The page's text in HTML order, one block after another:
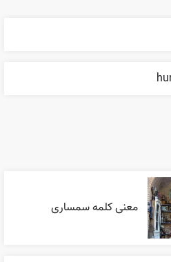
معنی کلمه سمساری